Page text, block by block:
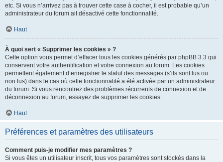
etc. Si vous n’arrivez pas à trouver cette case à cocher, il est probable qu’un
administrateur du forum ait désactivé cette fonctionnalité.
Haut
À quoi sert « Supprimer les cookies » ?
Cette option vous permet d’effacer tous les cookies générés par phpBB 3.3 qui
conservent votre authentification et votre connexion au forum. Les cookies
permettent également d’enregistrer le statut des messages (s’ils sont lus ou
non lus) dans le cas où cette fonctionnalité a été activée par un administrateur
du forum. Si vous rencontrez des problèmes récurrents de connexion et de
déconnexion au forum, essayez de supprimer les cookies.
Haut
Préférences et paramètres des utilisateurs
Comment puis-je modifier mes paramètres ?
Si vous êtes un utilisateur inscrit, tous vos paramètres sont stockés dans la